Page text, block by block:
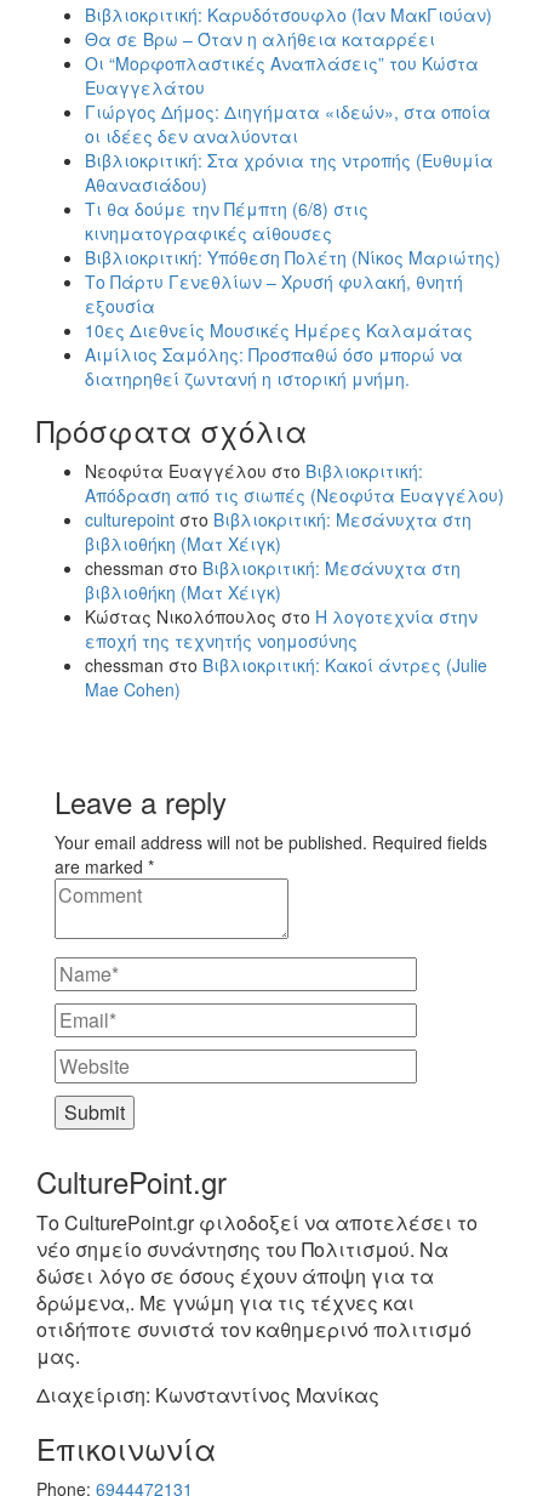
Βιβλιοκριτική: Καρυδότσουφλο (Ίαν ΜακΓιούαν)
Θα σε Βρω – Όταν η αλήθεια καταρρέει
Οι “Μορφοπλαστικές Αναπλάσεις” του Κώστα
Ευαγγελάτου
Γιώργος Δήμος: Διηγήματα «ιδεών», στα οποία
οι ιδέες δεν αναλύονται
Βιβλιοκριτική: Στα χρόνια της ντροπής (Ευθυμία
Αθανασιάδου)
Τι θα δούμε την Πέμπτη (6/8) στις
κινηματογραφικές αίθουσες
Βιβλιοκριτική: Υπόθεση Πολέτη (Νίκος Μαριώτης)
Το Πάρτυ Γενεθλίων – Χρυσή φυλακή, θνητή
εξουσία
10ες Διεθνείς Μουσικές Ημέρες Καλαμάτας
Αιμίλιος Σαμόλης: Προσπαθώ όσο μπορώ να
διατηρηθεί ζωντανή η ιστορική μνήμη.
Πρόσφατα σχόλια
Νεοφύτα Ευαγγέλου στο Βιβλιοκριτική:
Απόδραση από τις σιωπές (Νεοφύτα Ευαγγέλου)
culturepoint στο Βιβλιοκριτική: Μεσάνυχτα στη
βιβλιοθήκη (Ματ Χέιγκ)
chessman στο Βιβλιοκριτική: Μεσάνυχτα στη
βιβλιοθήκη (Ματ Χέιγκ)
Κώστας Νικολόπουλος στο Η λογοτεχνία στην
εποχή της τεχνητής νοημοσύνης
chessman στο Βιβλιοκριτική: Κακοί άντρες (Julie
Mae Cohen)
Leave a reply
Your email address will not be published. Required fields
are marked *
CulturePoint.gr
Το CulturePoint.gr φιλοδοξεί να αποτελέσει το
νέο σημείο συνάντησης του Πολιτισμού. Να
δώσει λόγο σε όσους έχουν άποψη για τα
δρώμενα,. Με γνώμη για τις τέχνες και
οτιδήποτε συνιστά τον καθημερινό πολιτισμό
μας.
Διαχείριση: Κωνσταντίνος Μανίκας
Επικοινωνία
Phone: 6944472131